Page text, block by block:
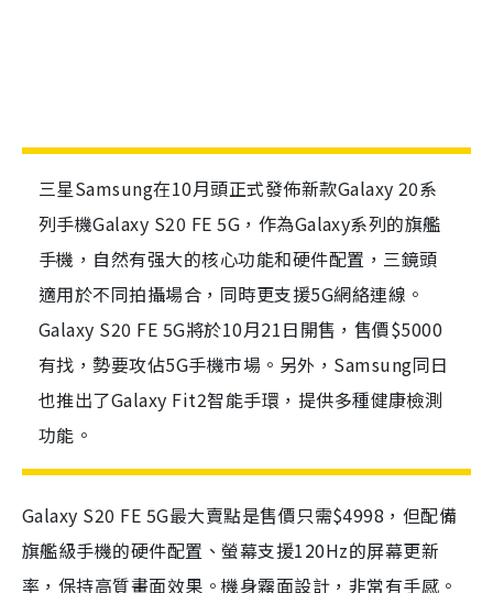
三星Samsung在10月頭正式發佈新款Galaxy 20系
列手機Galaxy S20 FE 5G，作為Galaxy系列的旗艦
手機，自然有强大的核心功能和硬件配置，三鏡頭
適用於不同拍攝場合，同時更支援5G網絡連線。
Galaxy S20 FE 5G將於10月21日開售，售價$5000
有找，勢要攻佔5G手機市場。另外，Samsung同日
也推出了Galaxy Fit2智能手環，提供多種健康檢測
功能。
Galaxy S20 FE 5G最大賣點是售價只需$4998，但配備
旗艦級手機的硬件配置、螢幕支援120Hz的屏幕更新
率，保持高質畫面效果。機身霧面設計，非常有手感。